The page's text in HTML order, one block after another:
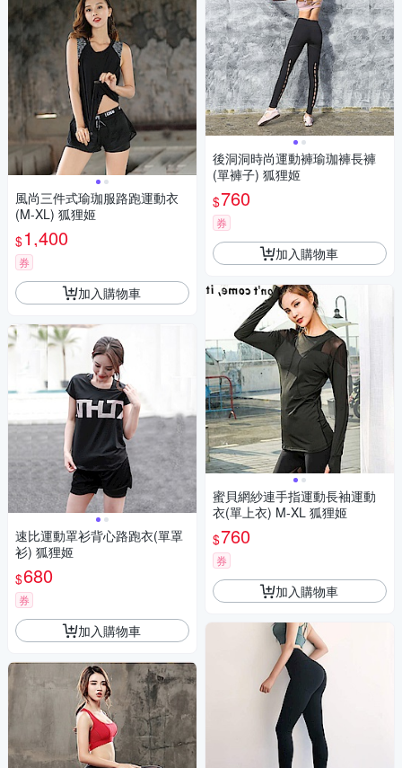
風尚三件式瑜珈服路跑運動衣
(M-XL) 狐狸姬
$1,400
券
加入購物車
速比運動罩衫背心路跑衣(單罩
衫) 狐狸姬
$680
券
加入購物車
後洞洞時尚運動褲瑜珈褲長褲
(單褲子) 狐狸姬
$760
券
加入購物車
蜜貝網紗連手指運動長袖運動
衣(單上衣) M-XL 狐狸姬
$760
券
加入購物車